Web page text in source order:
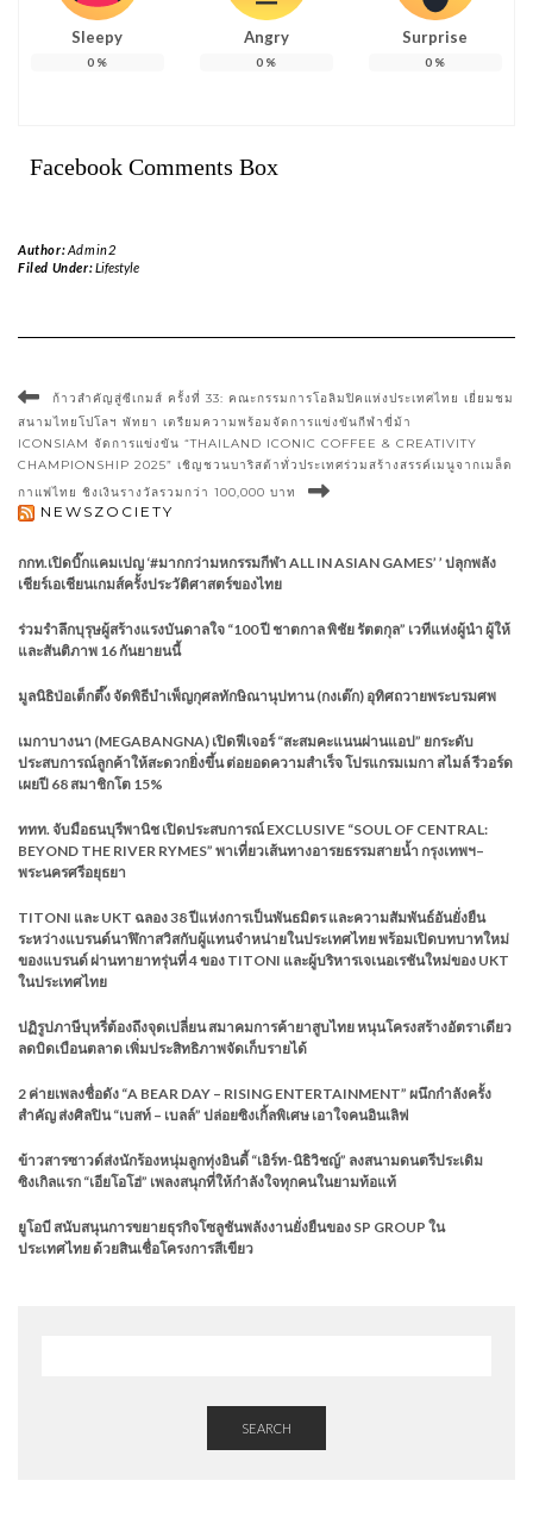
Sleepy
0 %
Angry
0 %
Surprise
0 %
Facebook Comments Box
Author:Admin2
Filed Under:Lifestyle
ก้าวสำคัญสู่ซีเกมส์ ครั้งที่ 33: คณะกรรมการโอลิมปิคแห่งประเทศไทย เยี่ยมชม
สนามไทยโปโลฯ พัทยา เตรียมความพร้อมจัดการแข่งขันกีฬาขี่ม้า
ICONSIAM จัดการแข่งขัน “THAILAND ICONIC COFFEE & CREATIVITY
CHAMPIONSHIP 2025” เชิญชวนบาริสต้าทั่วประเทศร่วมสร้างสรรค์เมนูจากเมล็ด
กาแฟไทย ชิงเงินรางวัลรวมกว่า 100,000 บาท
NEWSZOCIETY
กกท.เปิดบิ๊กแคมเปญ ‘#มากกว่ามหกรรมกีฬา ALL IN ASIAN GAMES’ ’ ปลุกพลัง
เชียร์เอเชียนเกมส์ครั้งประวัติศาสตร์ของไทย
ร่วมรำลึกบุรุษผู้สร้างแรงบันดาลใจ “100 ปี ชาตกาล พิชัย รัตตกุล” เวทีแห่งผู้นำ ผู้ให้
และสันติภาพ 16 กันยายนนี้
มูลนิธิป่อเต็กตึ๊ง จัดพิธีบำเพ็ญกุศลทักษิณานุปทาน (กงเต๊ก) อุทิศถวายพระบรมศพ
เมกาบางนา (MEGABANGNA) เปิดฟีเจอร์ “สะสมคะแนนผ่านแอป” ยกระดับ
ประสบการณ์ลูกค้าให้สะดวกยิ่งขึ้น ต่อยอดความสำเร็จ โปรแกรมเมกา สไมล์ รีวอร์ด
เผยปี 68 สมาชิกโต 15%
ททท. จับมือธนบุรีพานิช เปิดประสบการณ์ EXCLUSIVE “SOUL OF CENTRAL:
BEYOND THE RIVER RYMES” พาเที่ยวเส้นทางอารยธรรมสายน้ำ กรุงเทพฯ–
พระนครศรีอยุธยา
TITONI และ UKT ฉลอง 38 ปีแห่งการเป็นพันธมิตร และความสัมพันธ์อันยั่งยืน
ระหว่างแบรนด์นาฬิกาสวิสกับผู้แทนจำหน่ายในประเทศไทย พร้อมเปิดบทบาทใหม่
ของแบรนด์ ผ่านทายาทรุ่นที่ 4 ของ TITONI และผู้บริหารเจเนอเรชันใหม่ของ UKT
ในประเทศไทย
ปฏิรูปภาษีบุหรี่ต้องถึงจุดเปลี่ยน สมาคมการค้ายาสูบไทย หนุนโครงสร้างอัตราเดียว
ลดบิดเบือนตลาด เพิ่มประสิทธิภาพจัดเก็บรายได้
2 ค่ายเพลงชื่อดัง “A BEAR DAY – RISING ENTERTAINMENT” ผนึกกำลังครั้ง
สำคัญ ส่งศิลปิน “เบสท์ – เบลล์” ปล่อยซิงเกิ้ลพิเศษ เอาใจคนอินเลิฟ
ข้าวสารซาวด์ส่งนักร้องหนุ่มลูกทุ่งอินดี้ “เอิร์ท-นิธิวิชญ์” ลงสนามดนตรีประเดิม
ซิงเกิลแรก “เอียโอโฮ่” เพลงสนุกที่ให้กำลังใจทุกคนในยามท้อแท้
ยูโอบี สนับสนุนการขยายธุรกิจโซลูชันพลังงานยั่งยืนของ SP GROUP ใน
ประเทศไทย ด้วยสินเชื่อโครงการสีเขียว
SEARCH